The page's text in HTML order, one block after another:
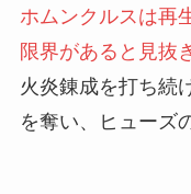
ホムンクルスは再
限界があると見抜
火炎錬成を打ち続
を奪い、ヒューズ